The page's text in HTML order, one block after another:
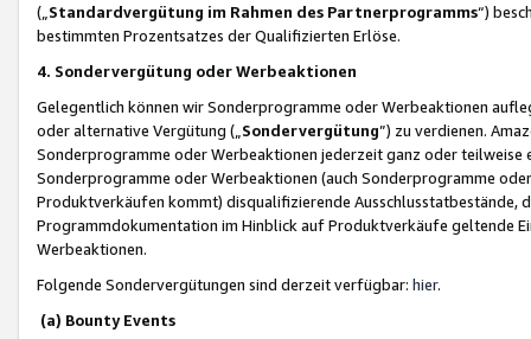
(„ Standardvergütung im Rahmen des Partnerprogramms“)
bestimmten Prozentsatzes der Qualifizierten Erlöse.
4. Sondervergütung oder Werbeaktionen
Gelegentlich können wir Sonderprogramme oder Werbeaktionen
oder alternative Vergütung („ Sondervergütung”) zu verdienen.
Sonderprogramme oder Werbeaktionen jederzeit ganz oder
Sonderprogramme oder Werbeaktionen (auch Sonderprogramme
Produktverkäufen kommt) disqualifizierende Ausschlusstatbestände,
Programmdokumentation im Hinblick auf Produktverkäufe geltende
Werbeaktionen.
Folgende Sondervergütungen sind derzeit verfügbar: hier.
(a) Bounty Events